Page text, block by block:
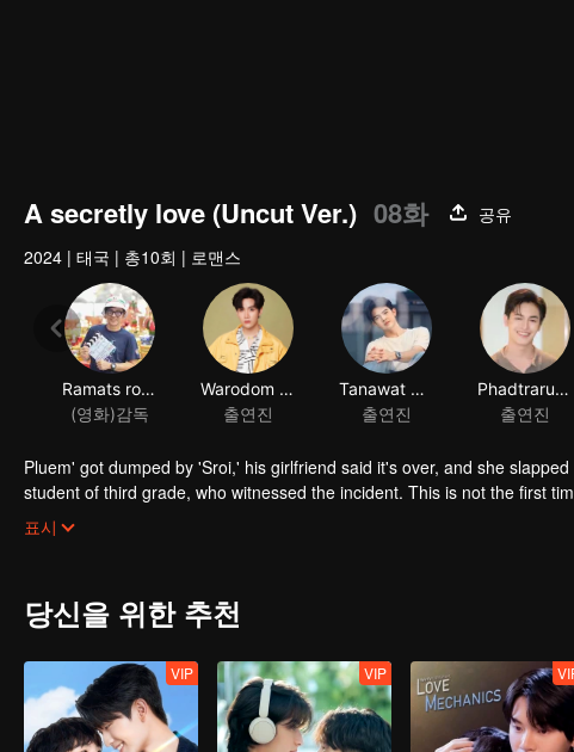
A secretly love (Uncut Ver.) 08화
공유
2024 | 태국 | 총10회 | 로맨스
Ramats roungpratoom
(영화)감독
Warodom Khemmonta
출연진
Pluem' got dumped by 'Sroi,' his girlfriend said it's over, and she slapped him
student of third grade, who witnessed the incident. This is not the first
has to admit that he has seen it so many times that it's become quite
relationship for a long time, but it's not his right to interfere, especially
표시
당신을 위한 추천
VIP VIP